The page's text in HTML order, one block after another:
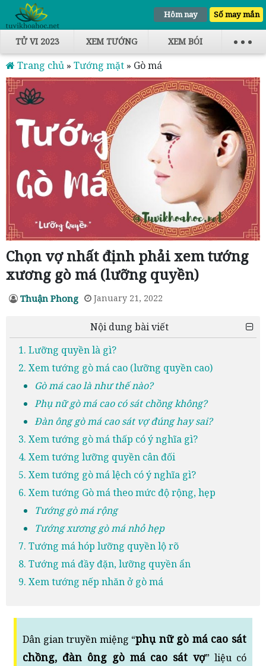
Hôm nay Số may mắn
TỬ VI 2023 XEM TƯỚNG XEM BÓI
Trang chủ » Tướng mặt » Gò má
Chọn vợ nhất định phải xem tướng
xương gò má (lưỡng quyền)
Thuận Phong January 21, 2022
Nội dung bài viết
1. Lưỡng quyền là gì?
2. Xem tướng gò má cao (lưỡng quyền cao)
Gò má cao là như thế nào?
Phụ nữ gò má cao có sát chồng không?
Đàn ông gò má cao sát vợ đúng hay sai?
3. Xem tướng gò má thấp có ý nghĩa gì?
4. Xem tướng lưỡng quyền cân đối
5. Xem tướng gò má lệch có ý nghĩa gì?
6. Xem tướng Gò má theo mức độ rộng, hẹp
Tướng gò má rộng
Tướng xương gò má nhỏ hẹp
7. Tướng má hóp lưỡng quyền lộ rõ
8. Tướng má đầy đặn, lưỡng quyền ẩn
9. Xem tướng nếp nhăn ở gò má
Dân gian truyền miệng “phụ nữ gò má cao sát
chồng, đàn ông gò má cao sát vợ” liệu có